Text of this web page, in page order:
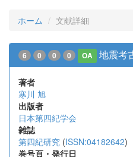
ホーム 文献詳細
6 0 0 0 OA 地震考
著者
寒川 旭
出版者
日本第四紀学会
雑誌
第四紀研究 (ISSN:04182642)
巻号頁・発行日